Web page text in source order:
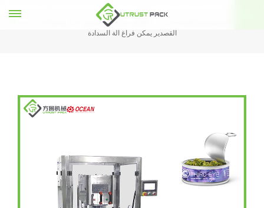
التلقائي فراغ النيتروجين ملء وختم آلة
القصدير يمكن فراغ آلة السدادة